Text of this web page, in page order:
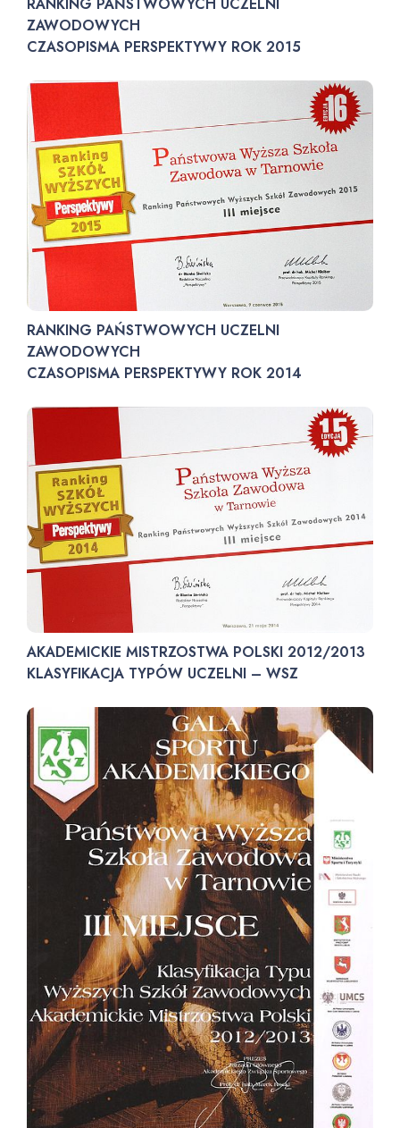
RANKING PAŃSTWOWYCH UCZELNI
ZAWODOWYCH
CZASOPISMA PERSPEKTYWY ROK 2015
RANKING PAŃSTWOWYCH UCZELNI
ZAWODOWYCH
CZASOPISMA PERSPEKTYWY ROK 2014
AKADEMICKIE MISTRZOSTWA POLSKI 2012/2013
KLASYFIKACJA TYPÓW UCZELNI – WSZ